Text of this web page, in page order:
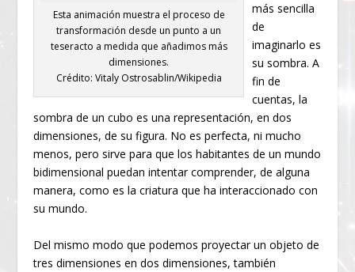
Esta animación muestra el proceso de
transformación desde un punto a un
teseracto a medida que añadimos más
dimensiones.
Crédito: Vitaly Ostrosablin/Wikipedia
más sencilla
de
imaginarlo es
su sombra. A
fin de
cuentas, la
sombra de un cubo es una representación, en dos
dimensiones, de su figura. No es perfecta, ni mucho
menos, pero sirve para que los habitantes de un mundo
bidimensional puedan intentar comprender, de alguna
manera, como es la criatura que ha interaccionado con
su mundo.
Del mismo modo que podemos proyectar un objeto de
tres dimensiones en dos dimensiones, también